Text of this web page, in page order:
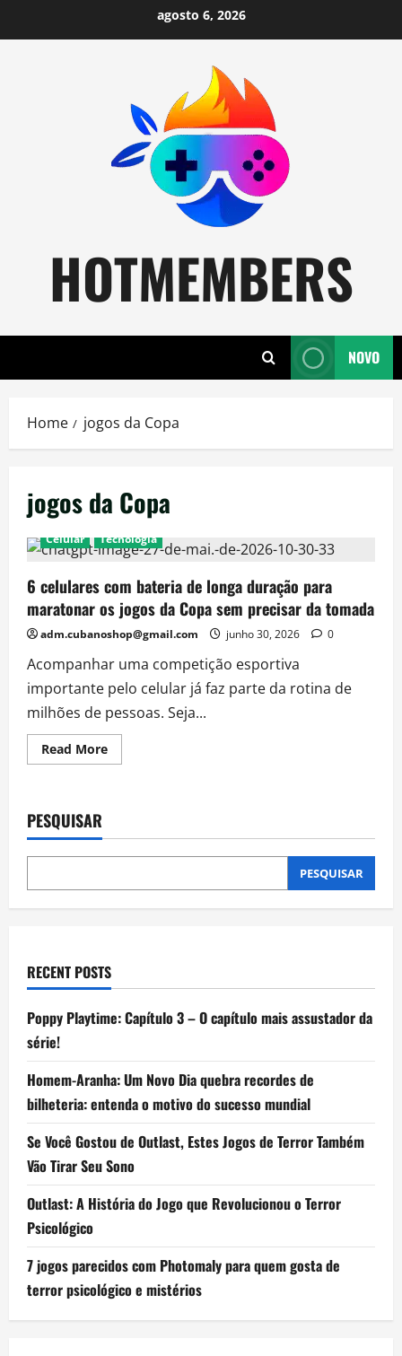
to
agosto 6, 2026
HOTMEMBERS
NOVO
Home jogos da Copa
jogos da Copa
Celular Técnologia
6 celulares com bateria de longa duração para
maratonar os jogos da Copa sem precisar da tomada
adm.cubanoshop@gmail.com junho 30, 2026 0
Acompanhar uma competição esportiva
importante pelo celular já faz parte da rotina de
milhões de pessoas. Seja...
Read MoreRead
more
de
duração
maratonar
jogos
precisar
da
tomada
PESQUISAR
PESQUISAR
RECENT POSTS
Poppy Playtime: Capítulo 3 – O capítulo mais assustador da
série!
Homem-Aranha: Um Novo Dia quebra recordes de
bilheteria: entenda o motivo do sucesso mundial
Se Você Gostou de Outlast, Estes Jogos de Terror Também
Vão Tirar Seu Sono
Outlast: A História do Jogo que Revolucionou o Terror
Psicológico
7 jogos parecidos com Photomaly para quem gosta de
terror psicológico e mistérios